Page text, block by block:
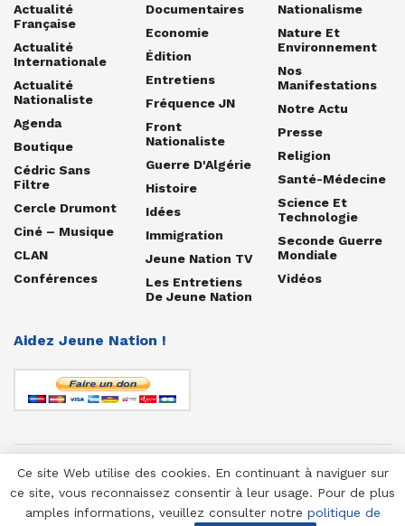
Actualité
Française
Actualité
Internationale
Actualité
Nationaliste
Agenda
Boutique
Cédric Sans
Filtre
Cercle Drumont
Ciné – Musique
CLAN
Conférences
Documentaires
Economie
Édition
Entretiens
Fréquence JN
Front
Nationaliste
Guerre D'Algérie
Histoire
Idées
Immigration
Jeune Nation TV
Les Entretiens
De Jeune Nation
Nationalisme
Nature Et
Environnement
Nos
Manifestations
Notre Actu
Presse
Religion
Santé-Médecine
Science Et
Technologie
Seconde Guerre
Mondiale
Vidéos
Aidez Jeune Nation !
© 1958-2025 Jeune Nation
Ce site Web utilise des cookies. En continuant à naviguer sur
ce site, vous reconnaissez consentir à leur usage. Pour de plus
amples informations, veuillez consulter notre politique de